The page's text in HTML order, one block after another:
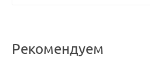
Рекомендуем